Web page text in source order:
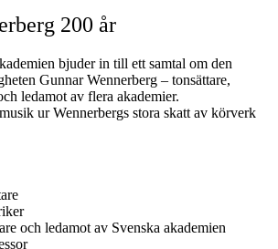
200 år
bjuder in till ett samtal om den
Gunnar Wennerberg – tonsättare,
ledamot av flera akademier.
ur Wennerbergs stora skatt av körverk
och ledamot av Svenska akademien